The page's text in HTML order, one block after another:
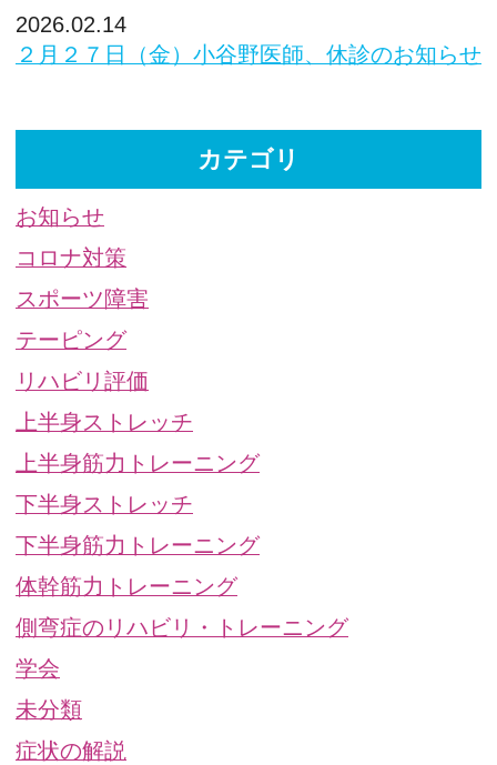
2026.02.14
２月２７日（金）小谷野医師、休診のお知らせ
カテゴリ
お知らせ
コロナ対策
スポーツ障害
テーピング
リハビリ評価
上半身ストレッチ
上半身筋力トレーニング
下半身ストレッチ
下半身筋力トレーニング
体幹筋力トレーニング
側弯症のリハビリ・トレーニング
学会
未分類
症状の解説